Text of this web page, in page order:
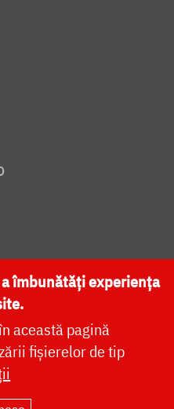
NAȚIONALĂ
îmbunătăți experiența
această pagină
fișierelor de tip